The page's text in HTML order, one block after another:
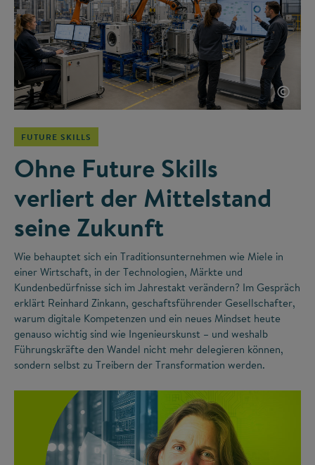
©
FUTURE SKILLS
Ohne Future Skills
verliert der Mittelstand
seine Zukunft
Wie behauptet sich ein Traditionsunternehmen wie Miele in
einer Wirtschaft, in der Technologien, Märkte und
Kundenbedürfnisse sich im Jahrestakt verändern? Im Gespräch
erklärt Reinhard Zinkann, geschaftsführender Gesellschafter,
warum digitale Kompetenzen und ein neues Mindset heute
genauso wichtig sind wie Ingenieurskunst – und weshalb
Führungskräfte den Wandel nicht mehr delegieren können,
sondern selbst zu Treibern der Transformation werden.